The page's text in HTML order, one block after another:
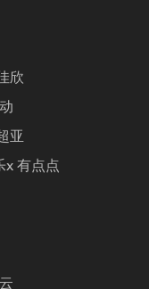
欣
亚
x 有点点